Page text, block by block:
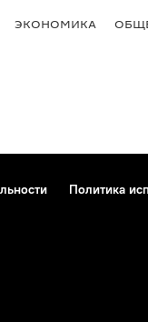
ЭКОНОМИКА
Политика